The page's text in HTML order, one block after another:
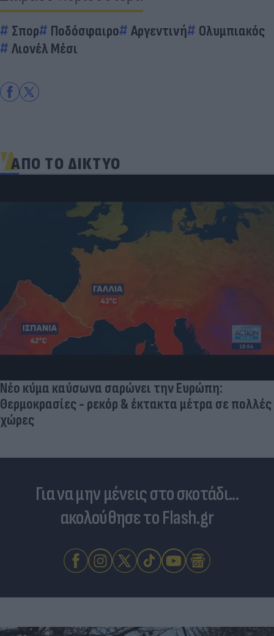
Σπορ Ποδόσφαιρο Αργεντινή
Ολυμπιακός
Λιονέλ Μέσι
ΑΠΟ ΤΟ ΔΙΚΤΥΟ
«Μια θεά για τον θεό» - Η κυρία Μέσι
εντυπωσίασε στο Instagram, την σχολίασε και η
Για να μην μένεις στο σκοτάδι...
ακολούθησε το Flash.gr